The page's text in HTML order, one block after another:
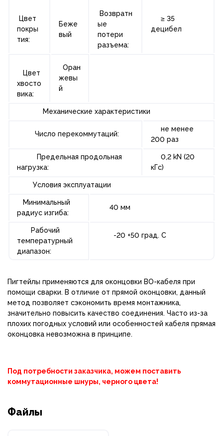
Цвет
покры
тия:
Беже
вый
Возвратн
ые
потери
разъема:
≥ 35
децибел
Цвет
хвосто
вика:
Оран
жевы
й
Механические характеристики
Число перекоммутаций:
не менее
200 раз
Предельная продольная
нагрузка:
0,2 kN (20
кГс)
Условия эксплуатации
Минимальный
радиус изгиба:
40 мм
Рабочий
температурный
диапазон:
-20 +50 град. С
Пигтейлы применяются для оконцовки ВО-кабеля при
помощи сварки. В отличие от прямой оконцовки, данный
метод позволяет сэкономить время монтажника,
значительно повысить качество соединения. Часто из-за
плохих погодных условий или особенностей кабеля прямая
оконцовка невозможна в принципе.
Под потребности заказчика, можем поставить
коммутационные шнуры, черного цвета!
Файлы